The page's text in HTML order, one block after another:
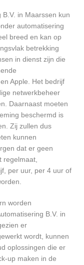
in Maarssen kun
automatisering
breed en kan op
betrekking
in dienst zijn die
Apple. Het bedrijf
netwerkbeheer
Daarnaast moeten
beschermd is
Zij zullen dus
kunnen
dat er geen
regelmaat,
per uur, per 4 uur of
worden
B.V. in
er
wordt, kunnen
oplossingen die er
up maken in de